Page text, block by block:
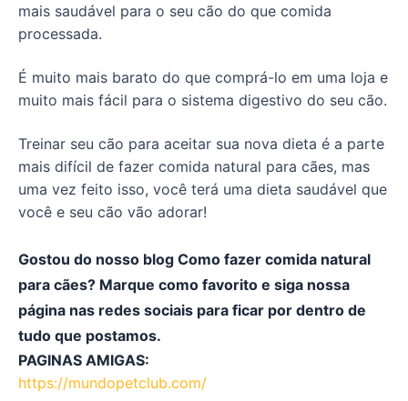
mais saudável para o seu cão do que comida
processada.
É muito mais barato do que comprá-lo em uma loja e
muito mais fácil para o sistema digestivo do seu cão.
Treinar seu cão para aceitar sua nova dieta é a parte
mais difícil de fazer comida natural para cães, mas
uma vez feito isso, você terá uma dieta saudável que
você e seu cão vão adorar!
Gostou do nosso blog Como fazer comida natural
para cães? Marque como favorito e siga nossa
página nas redes sociais para ficar por dentro de
tudo que postamos.
PAGINAS AMIGAS:
https://mundopetclub.com/